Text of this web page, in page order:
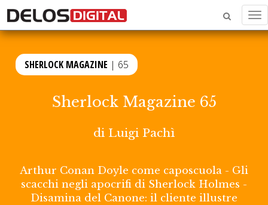
SHERLOCK MAGAZINE | 65
Sherlock Magazine 65
di Luigi Pachì
Arthur Conan Doyle come caposcuola - Gli
scacchi negli apocrifi di Sherlock Holmes -
Disamina del Canone: il cliente illustre